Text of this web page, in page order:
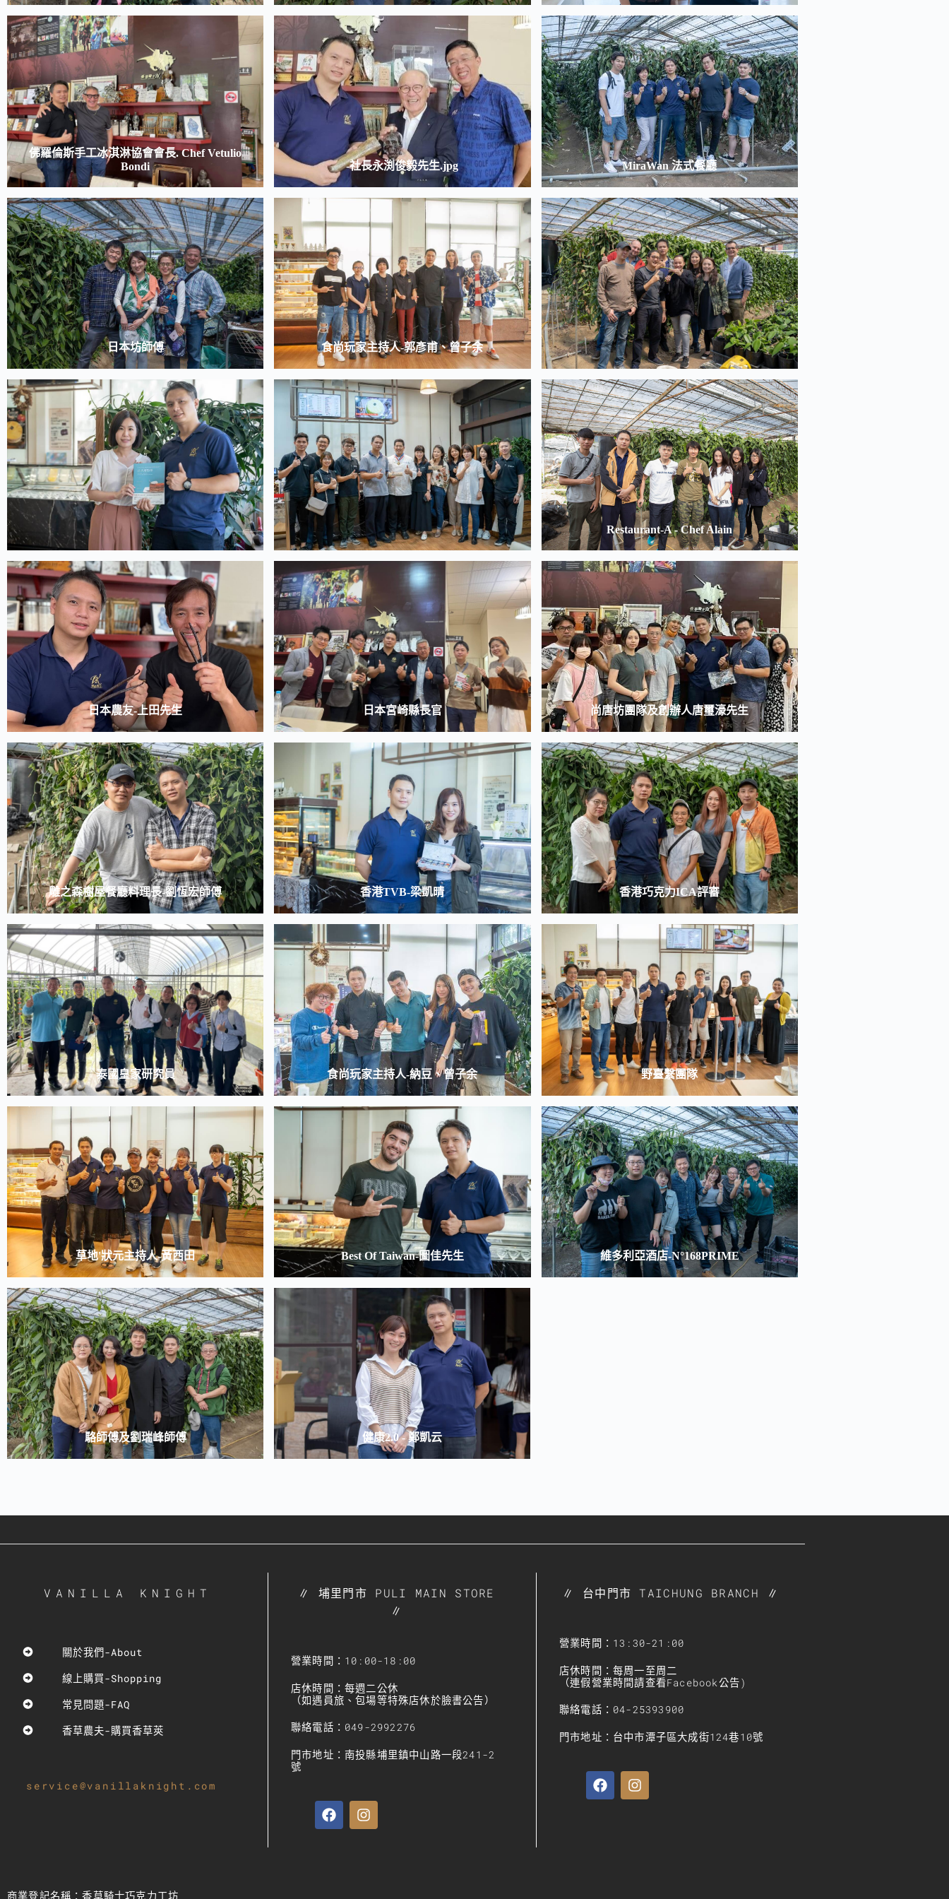
佛羅倫斯手工冰淇淋協會會長. Chef Vetulio
Bondi
-社長永渕俊毅先生.jpg MiraWan 法式餐廳
日本坊師傅 食尚玩家主持人-郭彥甫、曾子余
Restaurant-A - Chef Alain
日本農友-上田先生 日本宮崎縣長官 尚唐坊團隊及創辦人唐璽濠先生
雕之森樹屋餐廳料理長-劉恆宏師傅 香港TVB-梁凱晴 香港巧克力ICA評審
泰國皇家研究員 食尚玩家主持人-納豆、曾子余 野臺繫團隊
草地'狀元主持人-黃西田 Best Of Taiwan-圖佳先生 維多利亞酒店-N°168PRIME
駱師傅及劉瑞峰師傅 健康2.0 - 鄭凱云
VANILLA KNIGHT
關於我們-About
線上購買-Shopping
常見問題-FAQ
香草農夫-購買香草莢
service@vanillaknight.com
∥ 埔里門市 PULI MAIN STORE
∥
營業時間：10:00-18:00
店休時間：每週二公休
（如遇員旅、包場等特殊店休於臉書公告）
聯絡電話：049-2992276
門市地址：南投縣埔里鎮中山路一段241-2
號
∥ 台中門市 TAICHUNG BRANCH ∥
營業時間：13:30-21:00
店休時間：每周一至周二
（連假營業時間請查看Facebook公告)
聯絡電話：04-25393900
門市地址：台中市潭子區大成街124巷10號
商業登記名稱：香草騎士巧克力工坊